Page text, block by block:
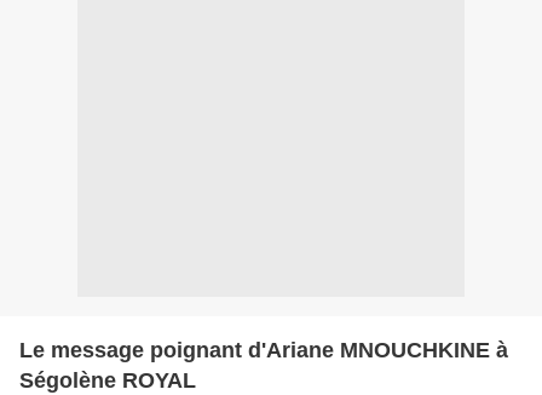
Le message poignant d'Ariane MNOUCHKINE à
Ségolène ROYAL